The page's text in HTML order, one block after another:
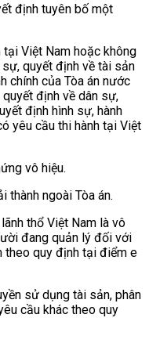
định tuyên bố một
tại Việt Nam hoặc không
quyết định về tài sản
chính của Tòa án nước
định về dân sự,
định hình sự, hành
yêu cầu thi hành tại Việt
vô hiệu.
thành ngoài Tòa án.
thổ Việt Nam là vô
đang quản lý đối với
theo quy định tại điểm e
sử dụng tài sản, phân
cầu khác theo quy